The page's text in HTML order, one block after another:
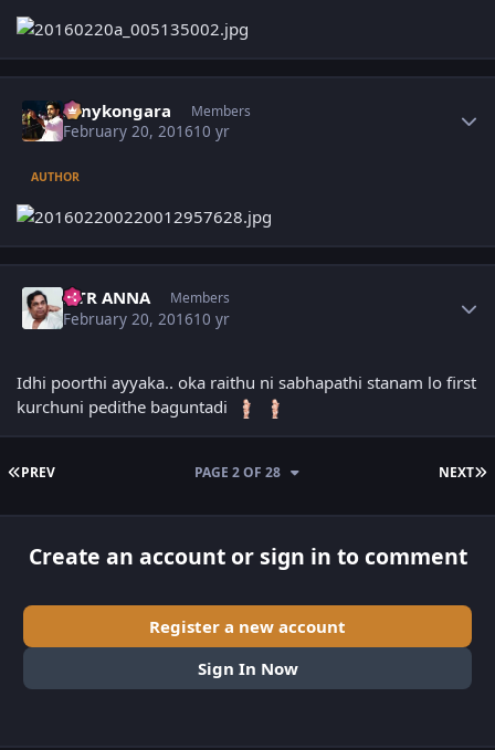
sonykongara Members
February 20, 201610 yr
AUTHOR
NTR ANNA Members
February 20, 201610 yr
Idhi poorthi ayyaka.. oka raithu ni sabhapathi stanam lo first
kurchuni pedithe baguntadi
FIRST PAGE
PREV NEXT
PAGE 2 OF 28
Create an account or sign in to comment
Register a new account
Sign In Now